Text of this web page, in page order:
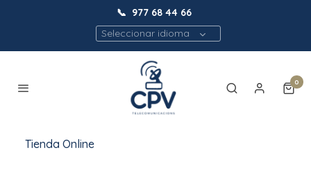
📞 977 68 44 66
Seleccionar idioma
0
Tienda Online